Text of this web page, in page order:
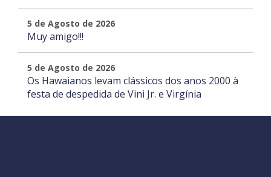
5 de Agosto de 2026
Muy amigo!!!
5 de Agosto de 2026
Os Hawaianos levam clássicos dos anos 2000 à
festa de despedida de Vini Jr. e Virgínia